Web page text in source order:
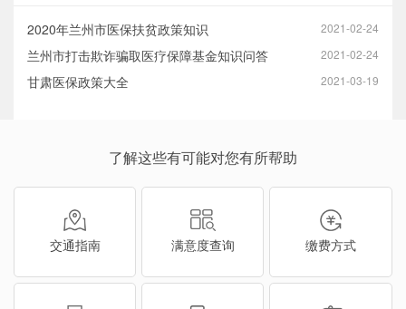
2021-02-24
2020年兰州市医保扶贫政策知识
2021-02-24
兰州市打击欺诈骗取医疗保障基金知识问答
2021-03-19
甘肃医保政策大全
了解这些有可能对您有所帮助
交通指南 满意度查询 缴费方式